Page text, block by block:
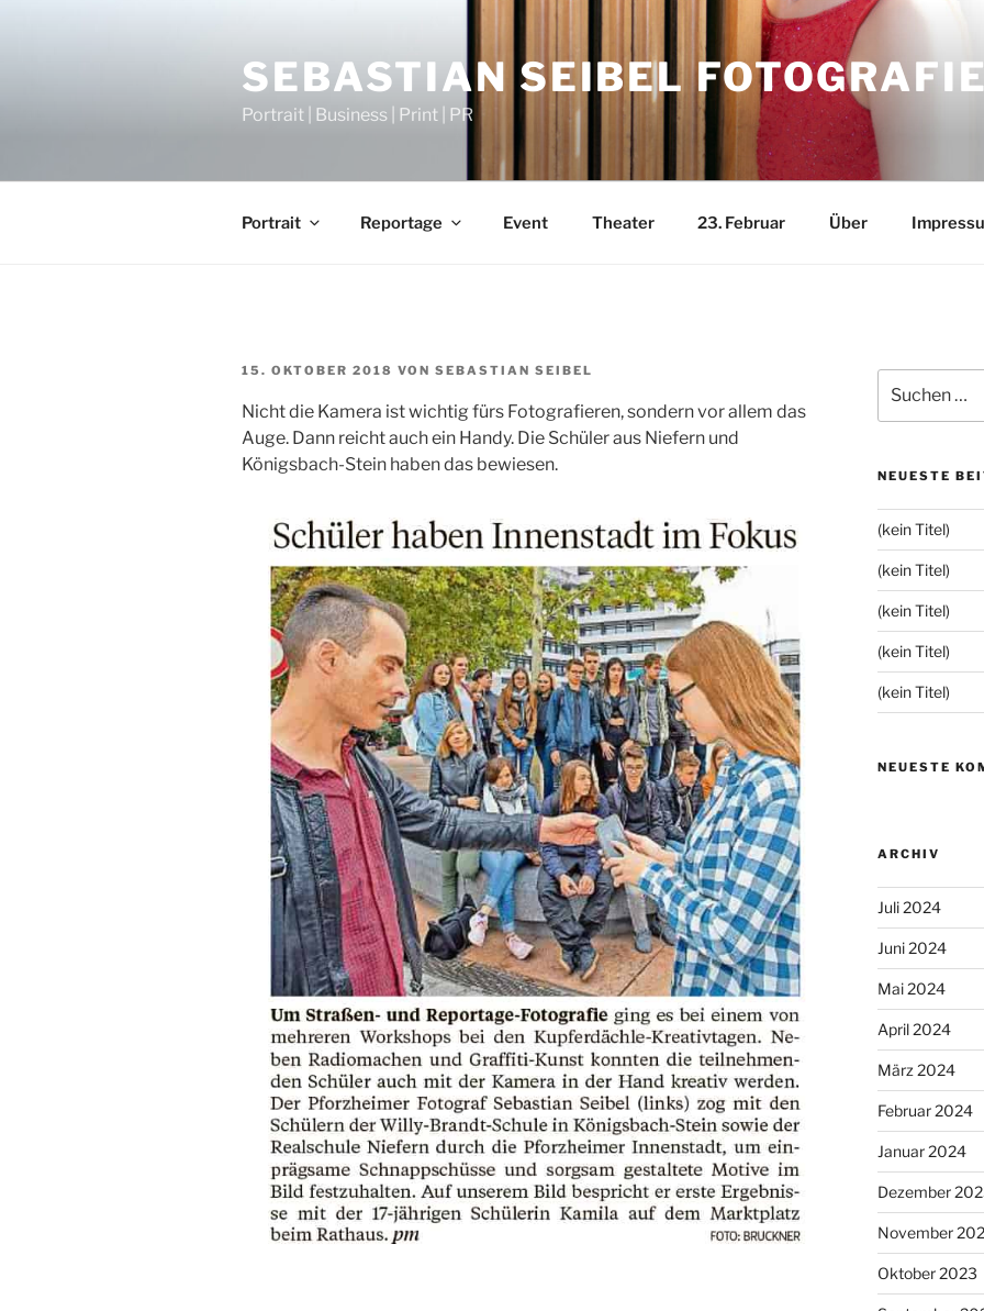
SEBASTIAN SEIBEL FOTOGRAFIE
Portrait | Business | Print | PR
Portrait Reportage Event Theater 23. Februar Über
VERÖFFENTLICHT
15. OKTOBER 2018 VON SEBASTIAN SEIBEL
Nicht die Kamera ist wichtig fürs Fotografieren, sondern vor allem das
Auge. Dann reicht auch ein Handy. Die Schüler aus Niefern und
Königsbach-Stein haben das bewiesen.
nach:
NEUESTE
(kein Titel)
(kein Titel)
(kein Titel)
(kein Titel)
(kein Titel)
NEUESTE
ARCHIV
Juli 2024
Juni 2024
Mai 2024
April 2024
März 2024
Februar 2024
Januar 2024
Dezember
November
Oktober 2023